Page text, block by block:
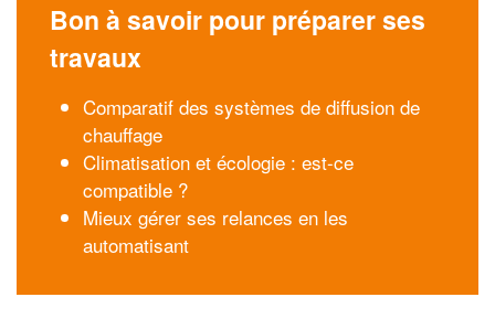
Bon à savoir pour préparer ses
travaux
Comparatif des systèmes de diffusion de
chauffage
Climatisation et écologie : est-ce
compatible ?
Mieux gérer ses relances en les
automatisant